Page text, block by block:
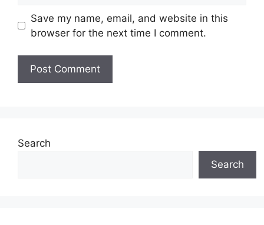
Save my name, email, and website in this
browser for the next time I comment.
Search
Search